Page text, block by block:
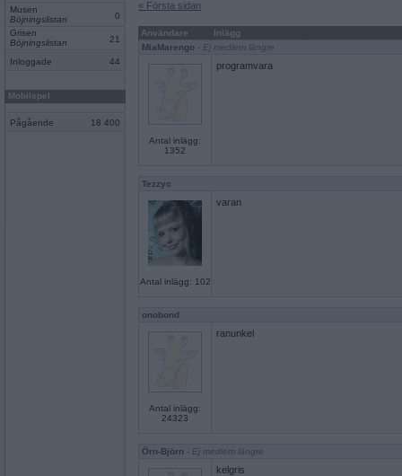
Musen
Böjningslistan
0
Grisen
Böjningslistan
21
Inloggade 44
Mobilspel
Pågående 18 400
« Första sidan
Användare
Inlägg
MiaMarengo - Ej medlem längre
Antal inlägg:
1352
programvara
Tezzyc
Antal inlägg: 102
varan
onobond
Antal inlägg:
24323
ranunkel
Örn-Björn - Ej medlem längre
kelgris